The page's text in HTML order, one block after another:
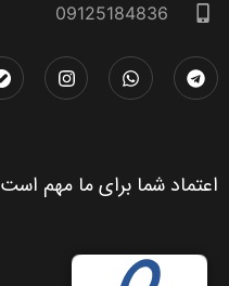
09125184836
اعتماد شما برای ما مهم است